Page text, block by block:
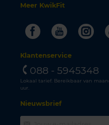
Meer KwikFit
FacebookYoutube
Klantenservice
088 - 5945348
Lokaal tarief. Bereikbaar van
uur.
Nieuwsbrief